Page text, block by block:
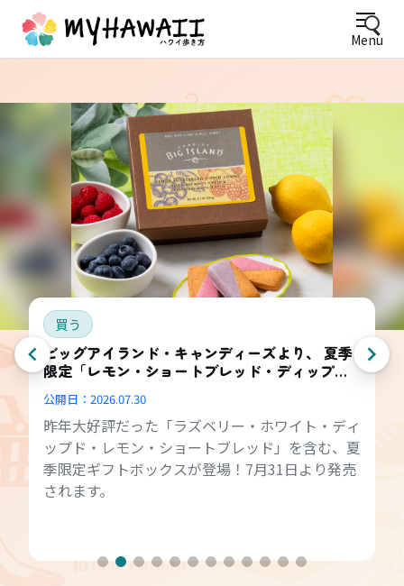
Menu
買う
ビッグアイランド・キャンディーズより、 夏季
限定「レモン・ショートブレッド・ディップ
公開日： 2026.07.30
昨年大好評だった「ラズベリー・ホワイト・ディ
ップド・レモン・ショートブレッド」を含む、夏
季限定ギフトボックスが登場！7月31日より発売
されます。